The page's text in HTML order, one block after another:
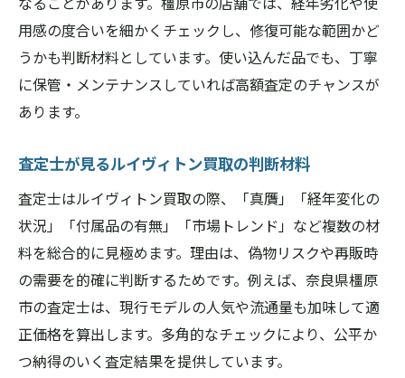
用感の度合いを細かくチェックし、修復可能な範囲かど
うかも判断材料としています。使い込んだ品でも、丁寧
に保管・メンテナンスしていれば高額査定のチャンスが
あります。
査定士が見るルイヴィトン買取の判断材料
査定士はルイヴィトン買取の際、「真贋」「経年変化の
状況」「付属品の有無」「市場トレンド」など複数の材
料を総合的に見極めます。理由は、偽物リスクや再販時
の需要を的確に判断するためです。例えば、奈良県橿原
市の査定士は、現行モデルの人気や流通量も加味して適
正価格を算出します。多角的なチェックにより、公平か
つ納得のいく査定結果を提供しています。